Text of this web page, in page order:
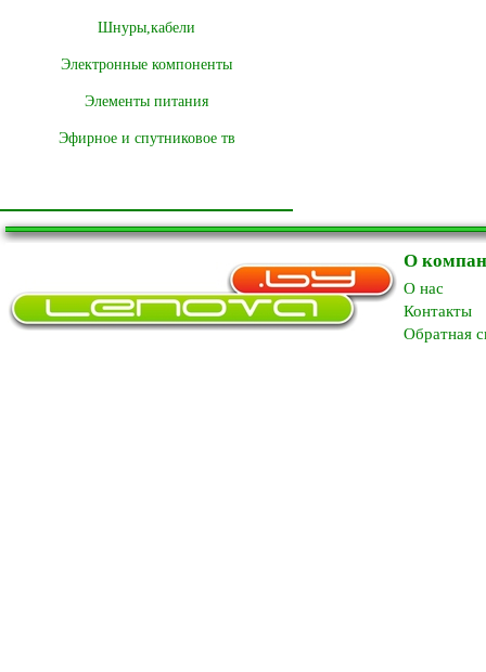
Шнуры,кабели
Электронные компоненты
Элементы питания
Эфирное и спутниковое тв
О
O нас
Контакты
Обратная